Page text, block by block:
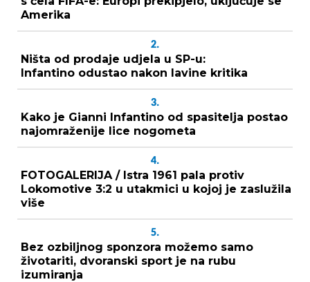
Amerika
2.
Ništa od prodaje udjela u SP-u:
Infantino odustao nakon lavine kritika
3.
Kako je Gianni Infantino od spasitelja postao
najomraženije lice nogometa
4.
FOTOGALERIJA / Istra 1961 pala protiv
Lokomotive 3:2 u utakmici u kojoj je zaslužila
više
5.
Bez ozbiljnog sponzora možemo samo
životariti, dvoranski sport je na rubu
izumiranja